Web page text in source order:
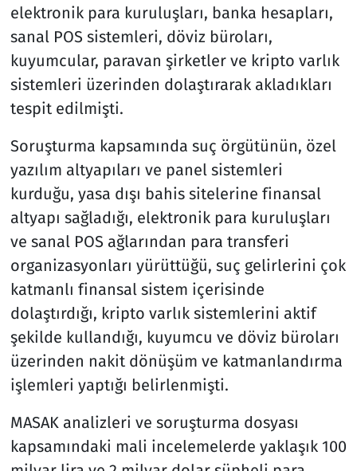
elektronik para kuruluşları, banka hesapları,
sanal POS sistemleri, döviz büroları,
kuyumcular, paravan şirketler ve kripto varlık
sistemleri üzerinden dolaştırarak akladıkları
tespit edilmişti.
Soruşturma kapsamında suç örgütünün, özel
yazılım altyapıları ve panel sistemleri
kurduğu, yasa dışı bahis sitelerine finansal
altyapı sağladığı, elektronik para kuruluşları
ve sanal POS ağlarından para transferi
organizasyonları yürüttüğü, suç gelirlerini çok
katmanlı finansal sistem içerisinde
dolaştırdığı, kripto varlık sistemlerini aktif
şekilde kullandığı, kuyumcu ve döviz büroları
üzerinden nakit dönüşüm ve katmanlandırma
işlemleri yaptığı belirlenmişti.
MASAK analizleri ve soruşturma dosyası
kapsamındaki mali incelemelerde yaklaşık 100